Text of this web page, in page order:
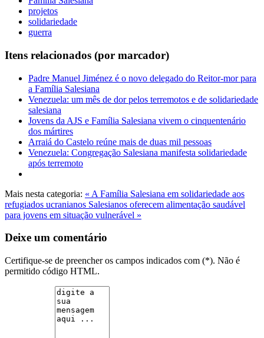
projetos
solidariedade
guerra
Itens relacionados (por marcador)
Padre Manuel Jiménez é o novo delegado do Reitor-mor para
a Família Salesiana
Venezuela: um mês de dor pelos terremotos e de solidariedade
salesiana
Jovens da AJS e Família Salesiana vivem o cinquentenário
dos mártires
Arraiá do Castelo reúne mais de duas mil pessoas
Venezuela: Congregação Salesiana manifesta solidariedade
após terremoto
Mais nesta categoria: « A Família Salesiana em solidariedade aos
refugiados ucranianos Salesianos oferecem alimentação saudável
para jovens em situação vulnerável »
Deixe um comentário
Certifique-se de preencher os campos indicados com (*). Não é
permitido código HTML.